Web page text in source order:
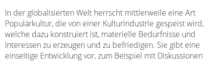
In der globalisierten Welt herrscht mittlerweile eine Art
Populärkultur, die von einer Kulturindustrie gespeist wird,
welche dazu konstruiert ist, materielle Bedürfnisse und
Interessen zu erzeugen und zu befriedigen. Sie gibt eine
einseitige Entwicklung vor, zum Beispiel mit Diskussionen